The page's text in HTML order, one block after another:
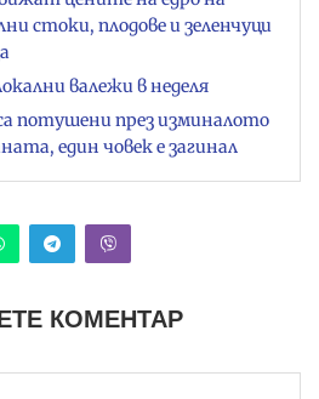
стоки, плодове и зеленчуци
валежи в неделя
потушени през изминалото
един човек е загинал
КОМЕНТАР